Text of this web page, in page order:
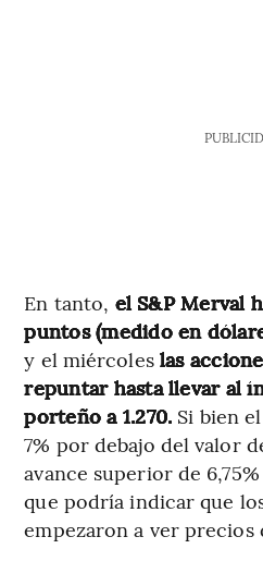
En tanto, el S&P Merval
puntos (medido en
y el miércoles las
repuntar hasta llevar al
porteño a 1.270. Si bien
7% por debajo del valor
avance superior de
que podría indicar que
empezaron a ver precios